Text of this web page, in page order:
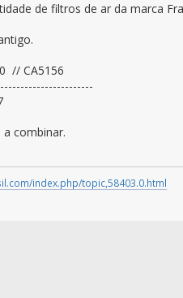
de filtros de ar da marca
CA5156
combinar.
index.php/topic,58403.0.html